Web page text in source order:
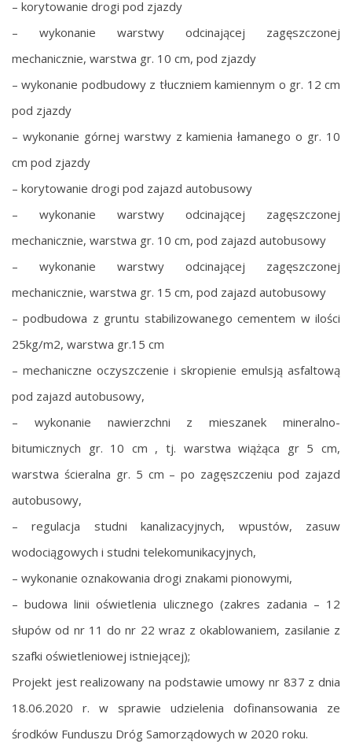
– korytowanie drogi pod zjazdy
– wykonanie warstwy odcinającej zagęszczonej
mechanicznie, warstwa gr. 10 cm, pod zjazdy
– wykonanie podbudowy z tłuczniem kamiennym o gr. 12 cm
pod zjazdy
– wykonanie górnej warstwy z kamienia łamanego o gr. 10
cm pod zjazdy
– korytowanie drogi pod zajazd autobusowy
– wykonanie warstwy odcinającej zagęszczonej
mechanicznie, warstwa gr. 10 cm, pod zajazd autobusowy
– wykonanie warstwy odcinającej zagęszczonej
mechanicznie, warstwa gr. 15 cm, pod zajazd autobusowy
– podbudowa z gruntu stabilizowanego cementem w ilości
25kg/m2, warstwa gr.15 cm
– mechaniczne oczyszczenie i skropienie emulsją asfaltową
pod zajazd autobusowy,
– wykonanie nawierzchni z mieszanek mineralno-
bitumicznych gr. 10 cm , tj. warstwa wiążąca gr 5 cm,
warstwa ścieralna gr. 5 cm – po zagęszczeniu pod zajazd
autobusowy,
– regulacja studni kanalizacyjnych, wpustów, zasuw
wodociągowych i studni telekomunikacyjnych,
– wykonanie oznakowania drogi znakami pionowymi,
– budowa linii oświetlenia ulicznego (zakres zadania – 12
słupów od nr 11 do nr 22 wraz z okablowaniem, zasilanie z
szafki oświetleniowej istniejącej);
Projekt jest realizowany na podstawie umowy nr 837 z dnia
18.06.2020 r. w sprawie udzielenia dofinansowania ze
środków Funduszu Dróg Samorządowych w 2020 roku.